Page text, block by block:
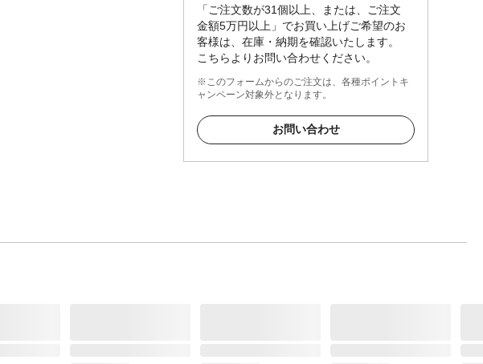
「ご注文数が31個以上、または、ご注文
金額5万円以上」でお買い上げご希望のお
客様は、在庫・納期を確認いたします。
こちらよりお問い合わせください。
※このフォームからのご注文は、各種ポイントキ
ャンペーン対象外となります。
お問い合わせ